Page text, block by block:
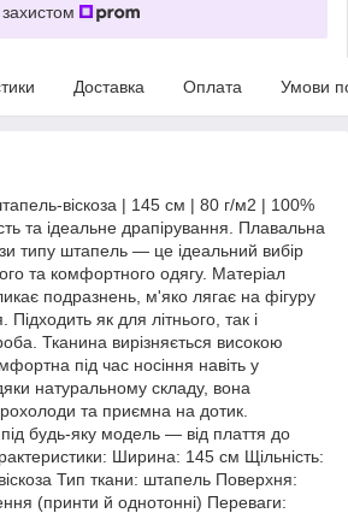
Доставка Оплата Умови
віскоза | 145 см | 80 г/м2 | 100%
та ідеальне драпірування. Плавальна
типу штапель — це ідеальний вибір
та комфортного одягу. Матеріал
подразнень, м'яко лягає на фігуру
Підходить як для літнього, так і
Тканина вирізняється високою
під час носіння навіть у
натуральному складу, вона
та приємна на дотик.
будь-яку модель — від плаття до
Ширина: 145 см Щільність:
Тип ткани: штапель Поверхня:
(принти й однотонні) Переваги: